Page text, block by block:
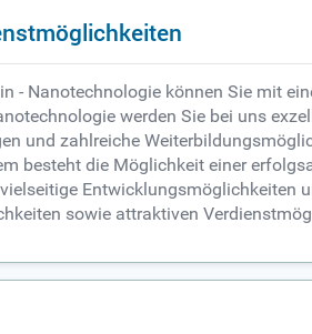
- Nanotechnologie können Sie mit
werden Sie bei uns
und zahlreiche
besteht die Möglichkeit einer
Entwicklungsmöglichkeiten
sowie attraktiven